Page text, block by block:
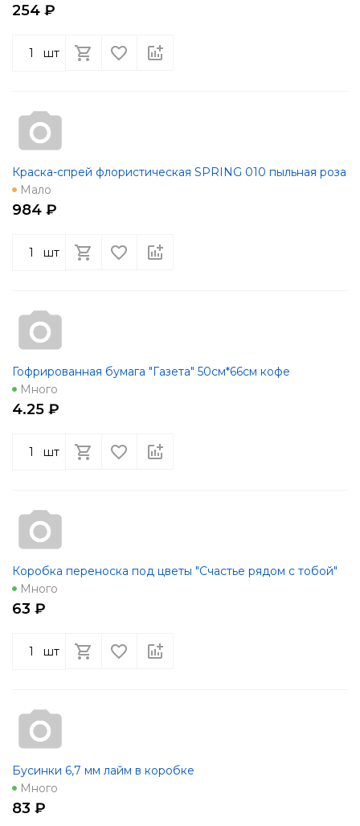
254 ₽
шт
Краска-спрей флористическая SPRING 010 пыльная роза
Мало
984 ₽
шт
Гофрированная бумага "Газета" 50см*66см кофе
Много
4.25 ₽
шт
Коробка переноска под цветы "Счастье рядом с тобой"
Много
63 ₽
шт
Бусинки 6,7 мм лайм в коробке
Много
83 ₽